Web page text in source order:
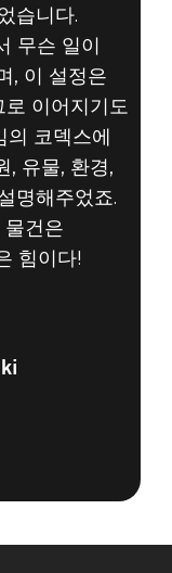
습니다.
무슨 일이
, 이 설정은
이어지기도
의 코덱스에
, 유물, 환경,
명해주었죠.
건은
힘이다!